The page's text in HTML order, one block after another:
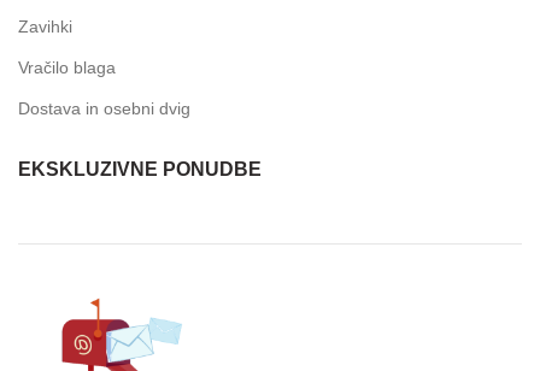
Zavihki
Vračilo blaga
Dostava in osebni dvig
EKSKLUZIVNE PONUDBE